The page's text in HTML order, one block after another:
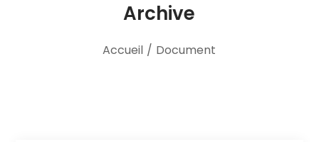
Archive
Accueil / Document